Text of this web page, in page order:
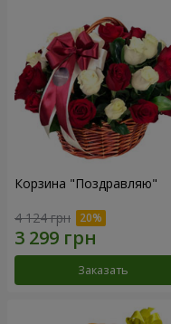
Корзина "Поздравляю"
4 124 грн
Заказать